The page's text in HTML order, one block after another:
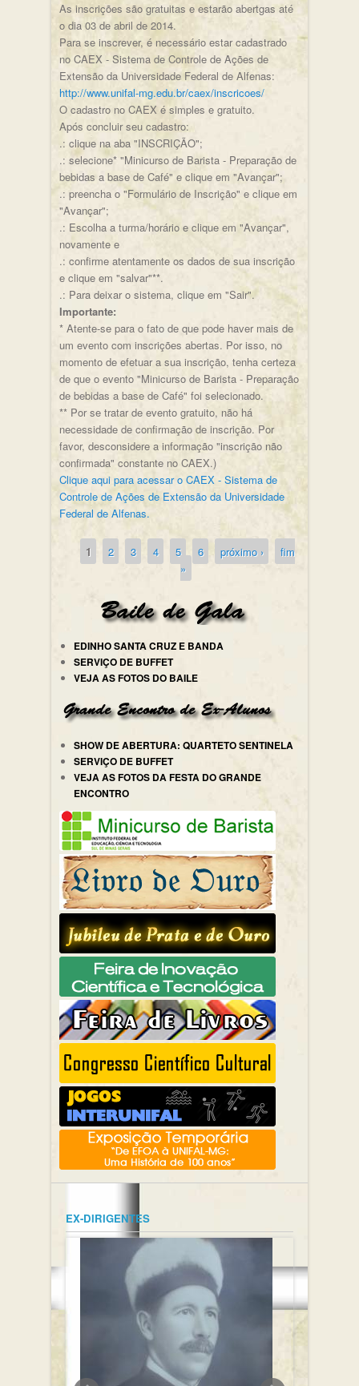
As inscrições são gratuitas e estarão abertgas até
o dia 03 de abril de 2014.
Para se inscrever, é necessário estar cadastrado
no CAEX - Sistema de Controle de Ações de
Extensão da Universidade Federal de Alfenas:
http://www.unifal-mg.edu.br/caex/inscricoes/
O cadastro no CAEX é simples e gratuito.
Após concluir seu cadastro:
.: clique na aba "INSCRIÇÃO";
.: selecione* "Minicurso de Barista - Preparação de
bebidas a base de Café" e clique em "Avançar";
.: preencha o "Formulário de Inscrição" e clique em
"Avançar";
.: Escolha a turma/horário e clique em "Avançar",
novamente e
.: confirme atentamente os dados de sua inscrição
e clique em "salvar"**.
.: Para deixar o sistema, clique em "Sair".
Importante:
* Atente-se para o fato de que pode haver mais de
um evento com inscrições abertas. Por isso, no
momento de efetuar a sua inscrição, tenha certeza
de que o evento "Minicurso de Barista - Preparação
de bebidas a base de Café" foi selecionado.
** Por se tratar de evento gratuito, não há
necessidade de confirmação de inscrição. Por
favor, desconsidere a informação "inscrição não
confirmada" constante no CAEX.)
Clique aqui para acessar o CAEX - Sistema de
Controle de Ações de Extensão da Universidade
Federal de Alfenas.
Páginas
1 2 3 4 5 6 próximo ›
fim
»
EDINHO SANTA CRUZ E BANDA
SERVIÇO DE BUFFET
VEJA AS FOTOS DO BAILE
SHOW DE ABERTURA: QUARTETO SENTINELA
SERVIÇO DE BUFFET
VEJA AS FOTOS DA FESTA DO GRANDE
ENCONTRO
EX-DIRIGENTES